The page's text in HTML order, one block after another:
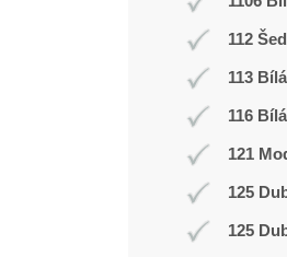
112
113 Bílá
116 Bílá
121
125
125